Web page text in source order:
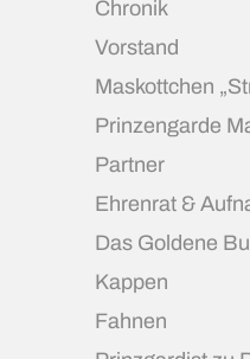
Chronik
Vorstand
Maskottchen
Prinzengarde
Partner
Ehrenrat &
Das Goldene
Kappen
Fahnen